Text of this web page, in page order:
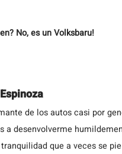
No, es un Volksbaru!
de los autos casi por
a desenvolverme
que a veces se